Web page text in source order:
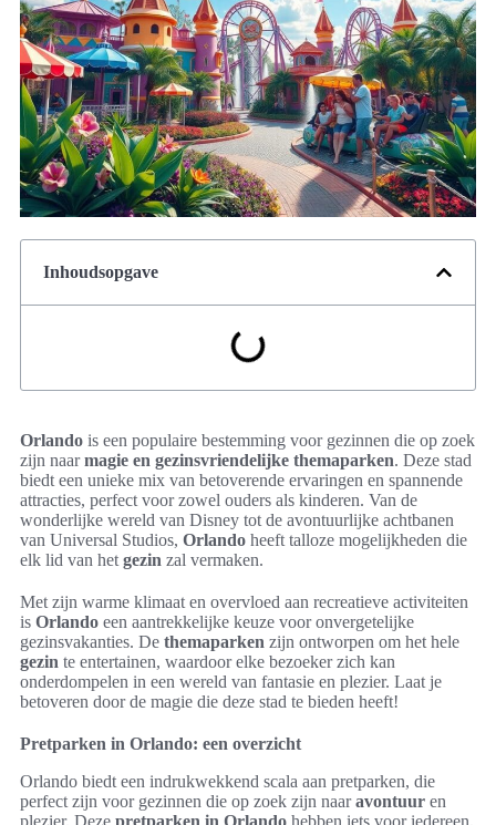
Inhoudsopgave
Orlando is een populaire bestemming voor gezinnen die op zoek
zijn naarmagie en gezinsvriendelijke themaparken. Deze stad
biedt een unieke mix van betoverende ervaringen en spannende
attracties, perfect voor zowel ouders als kinderen. Van de
wonderlijke wereld van Disney tot de avontuurlijke achtbanen
van Universal Studios, Orlando heeft talloze mogelijkheden die
elk lid van het gezin zal vermaken.
Met zijn warme klimaat en overvloed aan recreatieve activiteiten
is Orlando een aantrekkelijke keuze voor onvergetelijke
gezinsvakanties. De themaparken zijn ontworpen om het hele
gezin te entertainen, waardoor elke bezoeker zich kan
onderdompelen in een wereld van fantasie en plezier. Laat je
betoveren door de magie die deze stad te bieden heeft!
Pretparken in Orlando: een overzicht
Orlando biedt een indrukwekkend scala aan pretparken, die
perfect zijn voor gezinnen die op zoek zijn naaravontuur en